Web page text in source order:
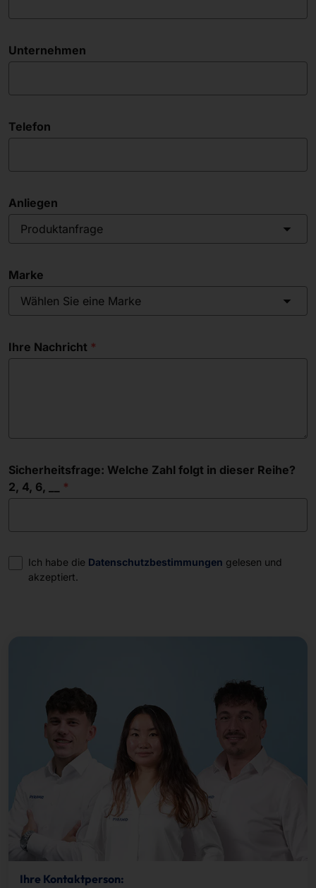
Unternehmen
Telefon
Anliegen
Produktanfrage
Marke
Wählen Sie eine Marke
Ihre Nachricht
Sicherheitsfrage: Welche Zahl folgt in dieser Reihe?
2, 4, 6, __
Einwilligung
Ich habe die Datenschutzbestimmungen gelesen und
akzeptiert.
Ihre Kontaktperson: